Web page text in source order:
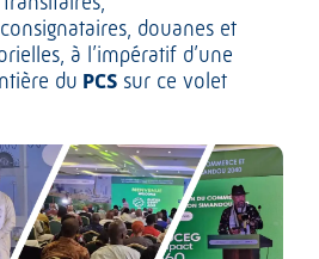
douanes et
à l’impératif d’une
du PCS sur ce volet